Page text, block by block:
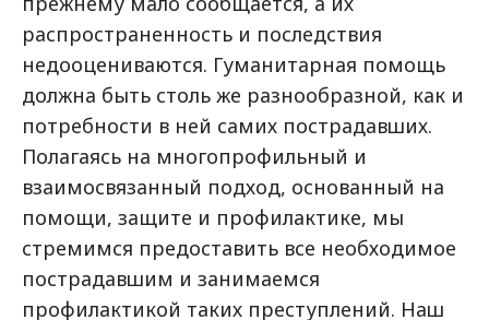
распространенность и последствия
недооцениваются. Гуманитарная помощь
должна быть столь же разнообразной, как и
потребности в ней самих пострадавших.
Полагаясь на многопрофильный и
взаимосвязанный подход, основанный на
помощи, защите и профилактике, мы
стремимся предоставить все необходимое
пострадавшим и занимаемся
профилактикой таких преступлений. Наш